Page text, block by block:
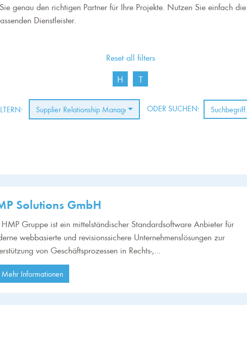
genau den richtigen Partner für Ihre Projekte. Nutzen Sie einfach
Dienstleister.
Reset all filters
H
T
Supplier Relationship Management ODER SUCHEN:
Solutions GmbH
Gruppe ist ein mittelständischer Standardsoftware Anbieter für
webbasierte und revisionssichere Unternehmenslösungen zur
von Geschäftsprozessen in Rechts-,…
Mehr Informationen